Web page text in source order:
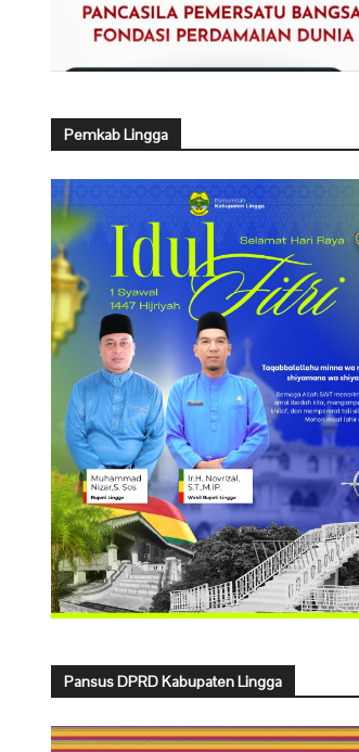
Pemkab Lingga
Pansus DPRD Kabupaten Lingga